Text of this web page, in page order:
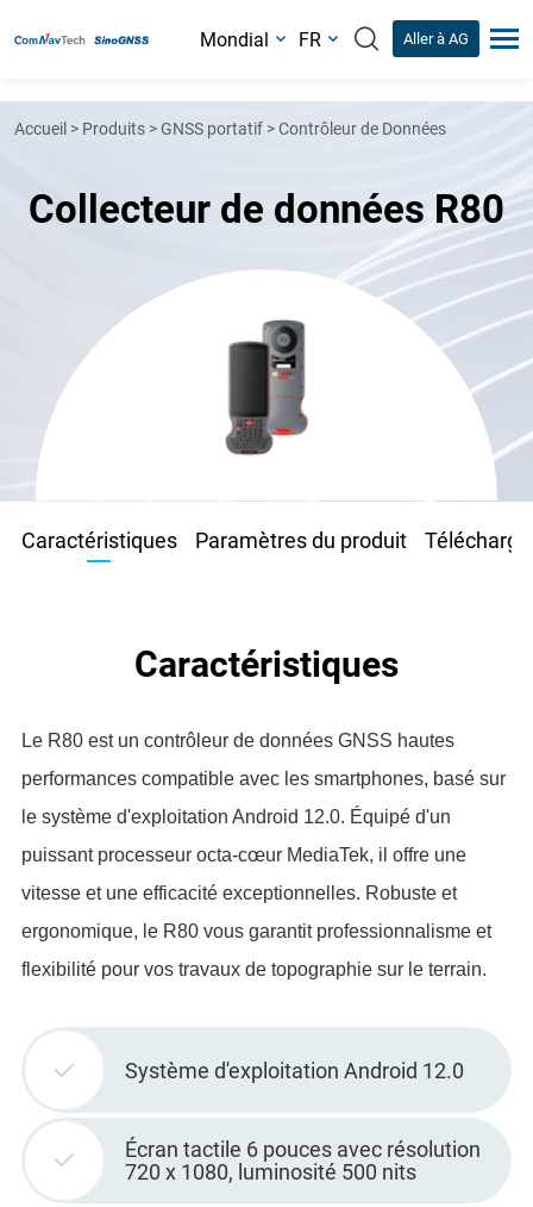
Mondial FR Aller à AG
Accueil > Produits >GNSS portatif >Contrôleur de Données
Collecteur de données R80
Caractéristiques Paramètres du produit
Caractéristiques
Le R80 est un contrôleur de données GNSS hautes
performances compatible avec les smartphones, basé sur
le système d'exploitation Android 12.0. Équipé d'un
puissant processeur octa-cœur MediaTek, il offre une
vitesse et une efficacité exceptionnelles. Robuste et
ergonomique, le R80 vous garantit professionnalisme et
flexibilité pour vos travaux de topographie sur le terrain.
Système d'exploitation Android 12.0
Écran tactile 6 pouces avec résolution
720 x 1080, luminosité 500 nits